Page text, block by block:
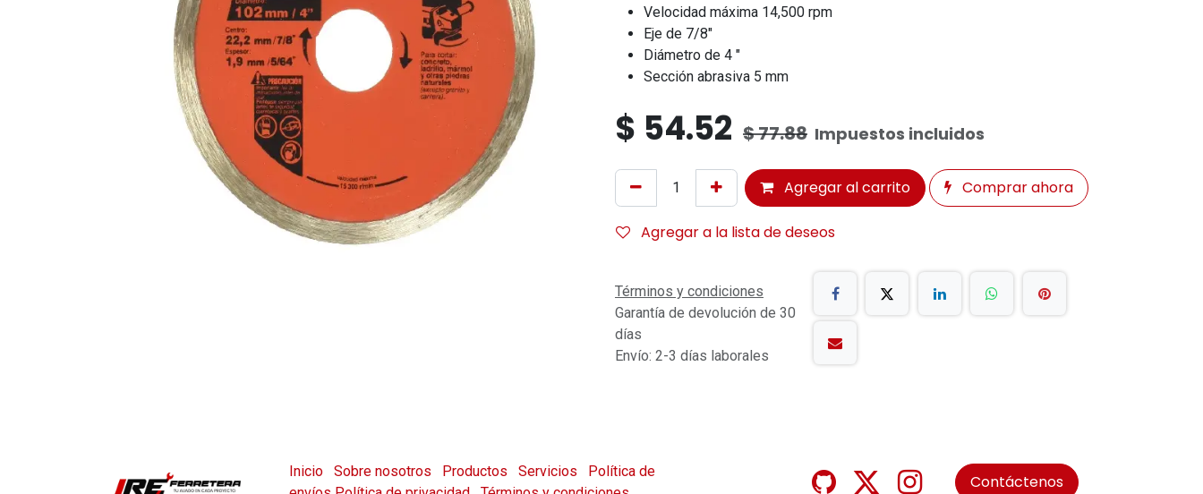
Velocidad máxima 14,500 rpm
Eje de 7/8"
Diámetro de 4 "
Sección abrasiva 5 mm
$ 54.52 $77.88 Impuestos incluidos
Agregar al carrito Comprar ahora
Agregar a la lista de deseos
Términos y condiciones
Garantía de devolución de 30
días
Envío: 2-3 días laborales
Inicio Sobre nosotros Productos Servicios
Política de
Contáctenos